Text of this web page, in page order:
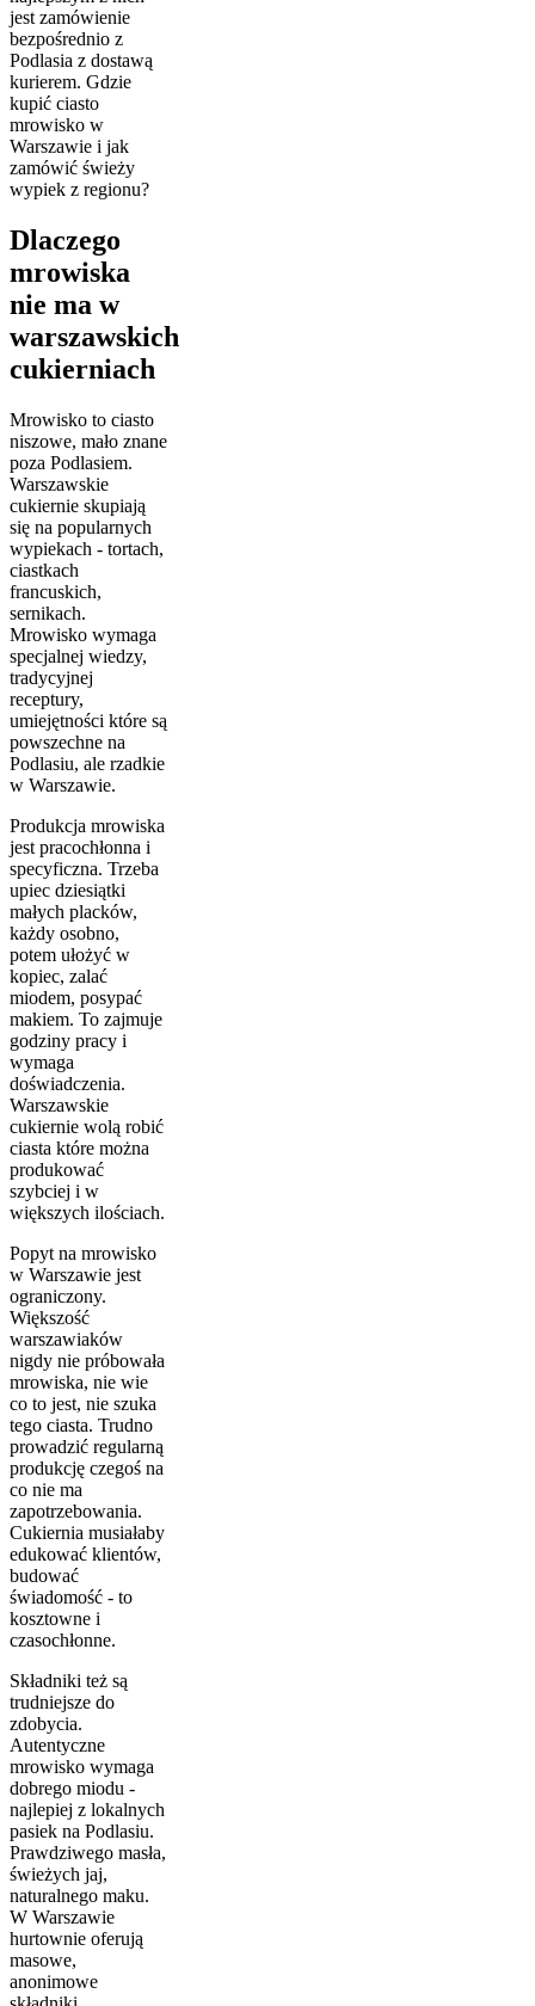
jest zamówienie
bezpośrednio z
Podlasia z dostawą
kurierem. Gdzie
kupić ciasto
mrowisko w
Warszawie i jak
zamówić świeży
wypiek z regionu?
Dlaczego
mrowiska
nie ma w
warszawskich
cukierniach
Mrowisko to ciasto
niszowe, mało znane
poza Podlasiem.
Warszawskie
cukiernie skupiają
się na popularnych
wypiekach - tortach,
ciastkach
francuskich,
sernikach.
Mrowisko wymaga
specjalnej wiedzy,
tradycyjnej
receptury,
umiejętności które są
powszechne na
Podlasiu, ale rzadkie
w Warszawie.
Produkcja mrowiska
jest pracochłonna i
specyficzna. Trzeba
upiec dziesiątki
małych placków,
każdy osobno,
potem ułożyć w
kopiec, zalać
miodem, posypać
makiem. To zajmuje
godziny pracy i
wymaga
doświadczenia.
Warszawskie
cukiernie wolą robić
ciasta które można
produkować
szybciej i w
większych ilościach.
Popyt na mrowisko
w Warszawie jest
ograniczony.
Większość
warszawiaków
nigdy nie próbowała
mrowiska, nie wie
co to jest, nie szuka
tego ciasta. Trudno
prowadzić regularną
produkcję czegoś na
co nie ma
zapotrzebowania.
Cukiernia musiałaby
edukować klientów,
budować
świadomość - to
kosztowne i
czasochłonne.
Składniki też są
trudniejsze do
zdobycia.
Autentyczne
mrowisko wymaga
dobrego miodu -
najlepiej z lokalnych
pasiek na Podlasiu.
Prawdziwego masła,
świeżych jaj,
naturalnego maku.
W Warszawie
hurtownie oferują
masowe,
anonimowe